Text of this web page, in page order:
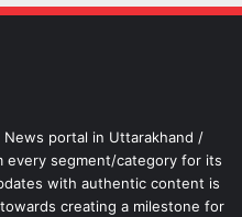
News portal in Uttarakhand /
every segment/category for its
with authentic content is
creating a milestone for